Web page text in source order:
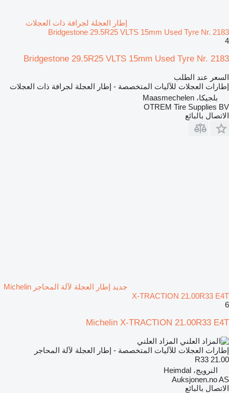
إطار العجلة لجرافة ذات العجلات
Bridgestone 29.5R25 VLTS 15mm Used Tyre Nr. 2183
4
Bridgestone 29.5R25 VLTS 15mm Used Tyre Nr. 2183
السعر عند الطلب
إطارات العجلات للآليات المتخصصة - إطار العجلة لجرافة ذات العجلات
بلجيكا، Maasmechelen
OTREM Tire Supplies BV
الاتصال بالبائع
جديد إطار العجلة لآلة المحاجر Michelin
X-TRACTION 21.00R33 E4T
6
Michelin X-TRACTION 21.00R33 E4T
المزاد العلني
إطارات العجلات للآليات المتخصصة - إطار العجلة لآلة المحاجر
21.00 R33
النرويج، Heimdal
Auksjonen.no AS
الاتصال بالبائع